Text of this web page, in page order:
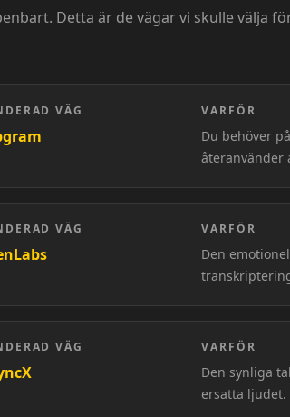
Detta är de vägar vi skulle välja
VÄG VARFÖR
Du behöver
återanvänder
VÄG VARFÖR
Den
VÄG VARFÖR
Den synliga
ersatta ljudet.